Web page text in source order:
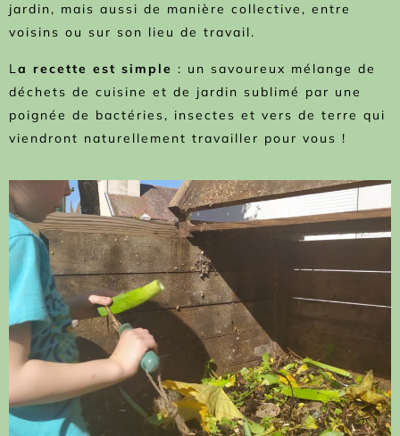
jardin, mais aussi de manière collective, entre
voisins ou sur son lieu de travail.
La recette est simple : un savoureux mélange de
déchets de cuisine et de jardin sublimé par une
poignée de bactéries, insectes et vers de terre qui
viendront naturellement travailler pour vous !